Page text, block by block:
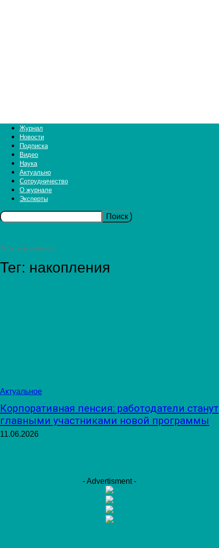
Журнал
Новости
Подписка
Видео
Наука
Актуально
Сотрудничество
О журнале
Эксперты
Теги накопления
Тег: накопления
Актуальное
Корпоративная пенсия: работодатели станут
главными участниками новой программы
11.06.2026
- Advertisment -